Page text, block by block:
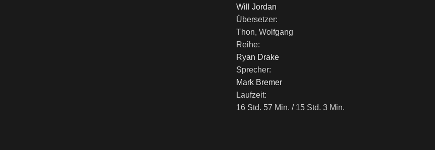
Will Jordan
Übersetzer:
Thon, Wolfgang
Reihe:
Ryan Drake
Sprecher:
Mark Bremer
Laufzeit:
16 Std. 57 Min. / 15 Std. 3 Min.